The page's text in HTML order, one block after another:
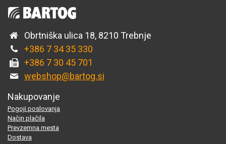
Obrtniška ulica 18, 8210 Trebnje
+386 7 34 35 330
+386 7 30 45 701
webshop@bartog.si
Nakupovanje
Pogoji poslovanja
Način plačila
Prevzemna mesta
Dostava